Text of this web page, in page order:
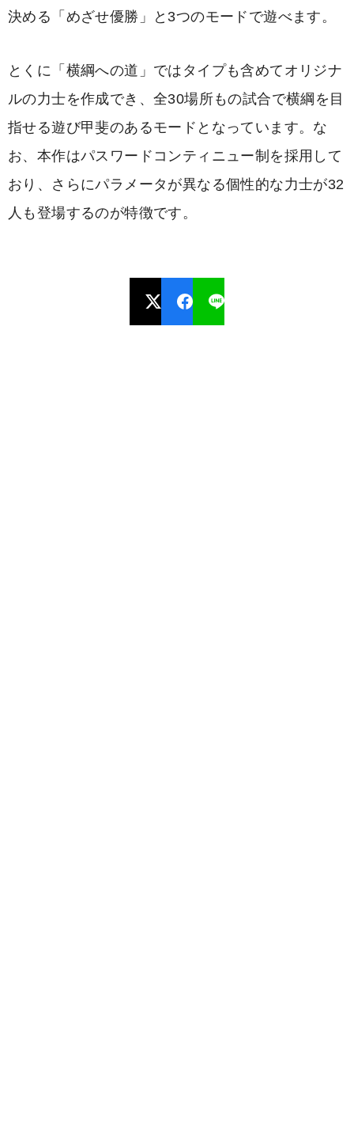
決める「めざせ優勝」と3つのモードで遊べます。
とくに「横綱への道」ではタイプも含めてオリジナ
ルの力士を作成でき、全30場所もの試合で横綱を目
指せる遊び甲斐のあるモードとなっています。な
お、本作はパスワードコンティニュー制を採用して
おり、さらにパラメータが異なる個性的な力士が32
人も登場するのが特徴です。